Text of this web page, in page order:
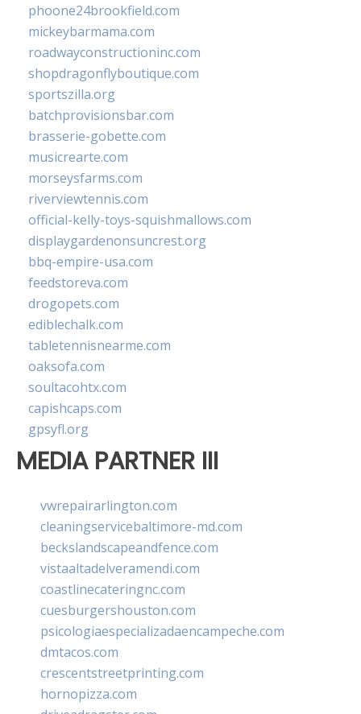
phoone24brookfield.com
mickeybarmama.com
roadwayconstructioninc.com
shopdragonflyboutique.com
sportszilla.org
batchprovisionsbar.com
brasserie-gobette.com
musicrearte.com
morseysfarms.com
riverviewtennis.com
official-kelly-toys-squishmallows.com
displaygardenonsuncrest.org
bbq-empire-usa.com
feedstoreva.com
drogopets.com
ediblechalk.com
tabletennisnearme.com
oaksofa.com
soultacohtx.com
capishcaps.com
gpsyfl.org
MEDIA PARTNER III
vwrepairarlington.com
cleaningservicebaltimore-md.com
beckslandscapeandfence.com
vistaaltadelveramendi.com
coastlinecateringnc.com
cuesburgershouston.com
psicologiaespecializadaencampeche.com
dmtacos.com
crescentstreetprinting.com
hornopizza.com